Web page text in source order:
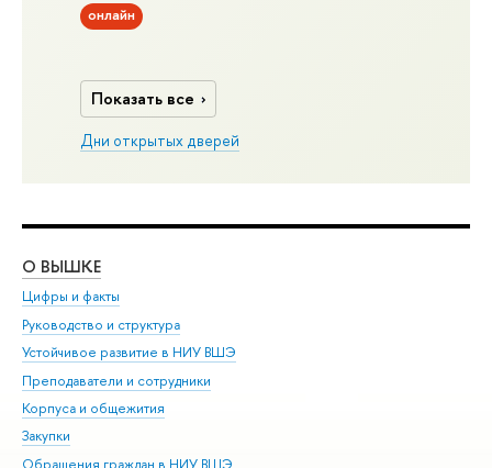
онлайн
Показать все
Дни открытых дверей
О ВЫШКЕ
Цифры и факты
Руководство и структура
Устойчивое развитие в НИУ ВШЭ
Преподаватели и сотрудники
Корпуса и общежития
Закупки
Обращения граждан в НИУ ВШЭ